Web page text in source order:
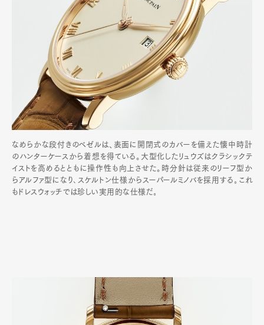
なめらかな段付きのベゼルは、表面に開閉式のカバーを備えた懐中時計
のハンターケースから着想を得ている。大型化したリュウズはクラシックテ
イストを高めるとともに操作性も向上させた。時分針は従来のリーフ型か
らアルファ型になり､スケルトン仕様からスーパールミノバを採用する｡これ
もドレスウォッチでは珍しい実用的な仕様だ｡